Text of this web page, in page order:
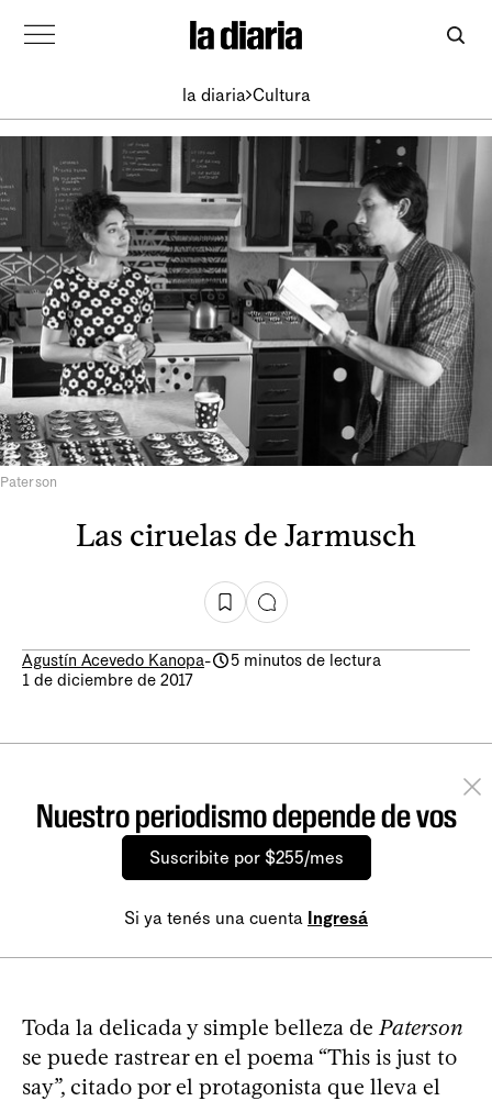
la diaria Cultura
Paterson
Las ciruelas de Jarmusch
Agustín Acevedo Kanopa-
5 minutos de lectura
1 de diciembre de 2017
Nuestro periodismo depende de vos
Suscribite por $255/mes
Si ya tenés una cuenta Ingresá
Toda la delicada y simple belleza de Paterson
se puede rastrear en el poema “This is just to
say”, citado por el protagonista que lleva el